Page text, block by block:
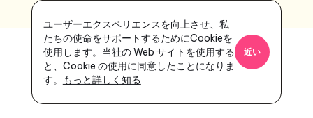
ユーザーエクスペリエンスを向上させ、私
たちの使命をサポートするためにCookieを
使用します。当社の Web サイトを使用する
と、Cookie の使用に同意したことになりま
す。
もっと詳しく知る
近い